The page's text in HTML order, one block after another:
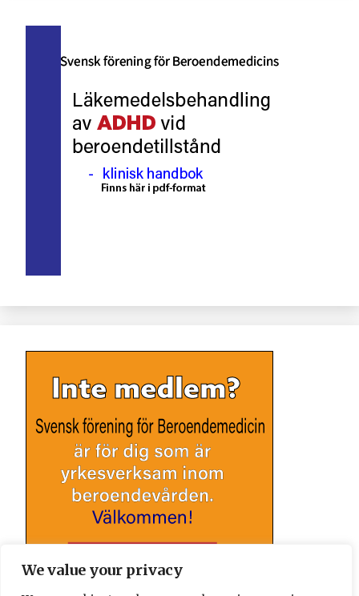
We value your privacy